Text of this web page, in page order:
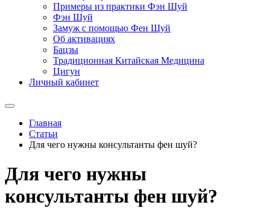
Примеры из практики Фэн Шуй
Фэн Шуй
Замуж с помощью Фен Шуй
Об активациях
Бацзы
Традиционная Китайская Медицина
Цигун
Личный кабинет
Главная
Статьи
Для чего нужны консультанты фен шуй?
Для чего нужны
консультанты фен шуй?